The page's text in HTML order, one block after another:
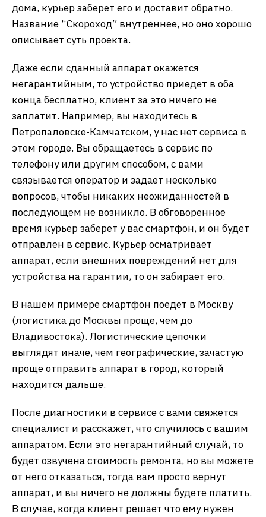
дома, курьер заберет его и доставит обратно.
Название “Скороход” внутреннее, но оно хорошо
описывает суть проекта.
Даже если сданный аппарат окажется
негарантийным, то устройство приедет в оба
конца бесплатно, клиент за это ничего не
заплатит. Например, вы находитесь в
Петропаловске-Камчатском, у нас нет сервиса в
этом городе. Вы обращаетесь в сервис по
телефону или другим способом, с вами
связывается оператор и задает несколько
вопросов, чтобы никаких неожиданностей в
последующем не возникло. В обговоренное
время курьер заберет у вас смартфон, и он будет
отправлен в сервис. Курьер осматривает
аппарат, если внешних повреждений нет для
устройства на гарантии, то он забирает его.
В нашем примере смартфон поедет в Москву
(логистика до Москвы проще, чем до
Владивостока). Логистические цепочки
выглядят иначе, чем географические, зачастую
проще отправить аппарат в город, который
находится дальше.
После диагностики в сервисе с вами свяжется
специалист и расскажет, что случилось с вашим
аппаратом. Если это негарантийный случай, то
будет озвучена стоимость ремонта, но вы можете
от него отказаться, тогда вам просто вернут
аппарат, и вы ничего не должны будете платить.
В случае, когда клиент решает что ему нужен